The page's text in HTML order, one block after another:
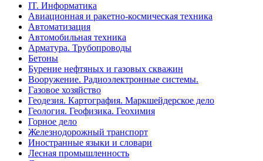
IT. Информатика
Авиационная и ракетно-космическая техника
Автоматизация
Автомобильная техника
Арматура. Трубопроводы
Бетоны
Бурение нефтяных и газовых скважин
Вооружение. Радиоэлектронные системы.
Газовое хозяйство
Геодезия. Картография. Маркшейдерское дело
Геология. Геофизика. Геохимия
Горное дело
Железнодорожный транспорт
Иностранные языки и словари
Лесная промышленность